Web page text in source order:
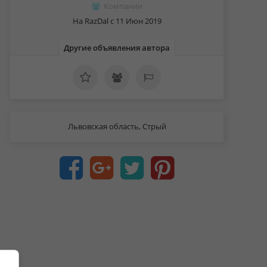
Компании
На RazDal c 11 Июн 2019
Другие объявления автора
Львовская область, Стрый